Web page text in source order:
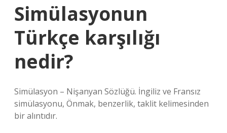
Simülasyonun
Türkçe karşılığı
nedir?
Simülasyon – Nişanyan Sözlüğü. İngiliz ve Fransız
simülasyonu, Önmak, benzerlik, taklit kelimesinden
bir alıntıdır.